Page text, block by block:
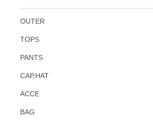
OUTER
TOPS
PANTS
CAP,HAT
ACCE
BAG